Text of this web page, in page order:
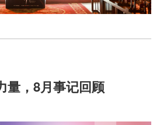
量，8月事记回顾